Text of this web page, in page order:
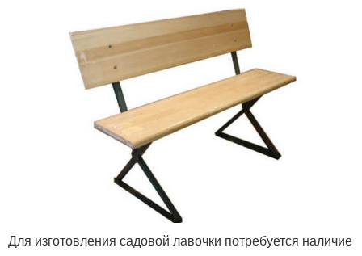
Для изготовления садовой лавочки потребуется наличие